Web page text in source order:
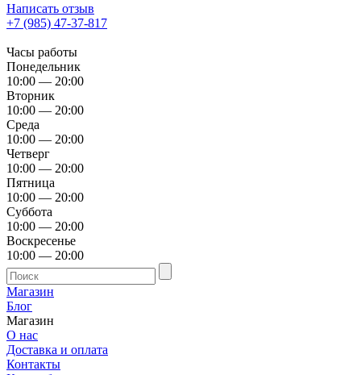
Написать отзыв
+7 (985) 47-37-817
Часы работы
Понедельник
10:00 — 20:00
Вторник
10:00 — 20:00
Среда
10:00 — 20:00
Четверг
10:00 — 20:00
Пятница
10:00 — 20:00
Суббота
10:00 — 20:00
Воскресенье
10:00 — 20:00
Магазин
Блог
Магазин
О нас
Доставка и оплата
Контакты